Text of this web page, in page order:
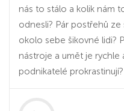
nás to stálo a kolik nám
odnesli? Pár postřehů
okolo sebe šikovné lidi?
nástroje a umět je rychle
podnikatelé prokrastinují?